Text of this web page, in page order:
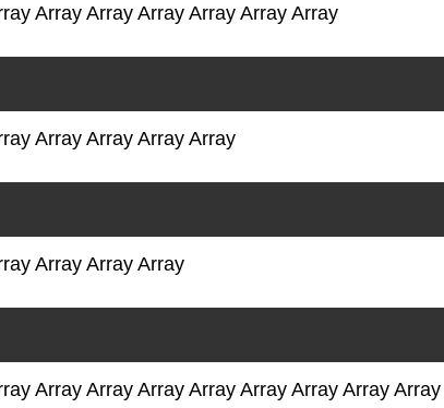
Array Array Array Array Array Array
Array Array Array Array
Array Array Array
Array Array Array Array Array Array Array Array